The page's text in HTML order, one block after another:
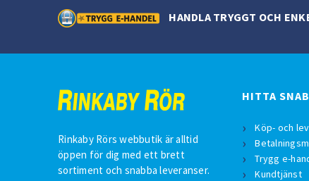
HANDLA TRYGGT OCH
Rinkaby Rörs webbutik är alltid
öppen för dig med ett brett
sortiment och snabba leveranser.
HITTA
Köp- och
Trygg e-
Kundtjänst